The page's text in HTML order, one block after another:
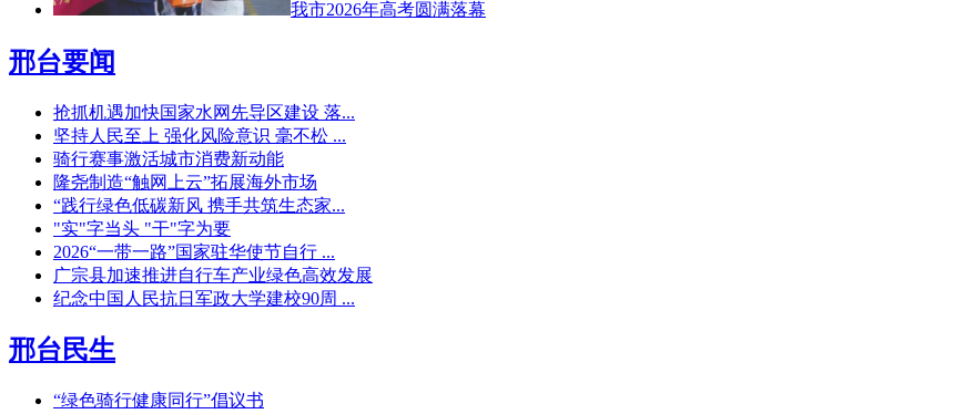
我市2026年高考圆满落幕
邢台要闻
抢抓机遇加快国家水网先导区建设 落...
坚持人民至上 强化风险意识 毫不松 ...
骑行赛事激活城市消费新动能
隆尧制造“触网上云”拓展海外市场
“践行绿色低碳新风 携手共筑生态家...
"实"字当头 "干"字为要
2026“一带一路”国家驻华使节自行 ...
广宗县加速推进自行车产业绿色高效发展
纪念中国人民抗日军政大学建校90周 ...
邢台民生
“绿色骑行健康同行”倡议书